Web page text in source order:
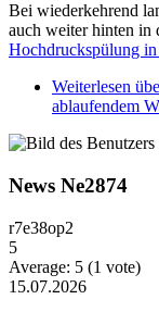
Bei wiederkehrend
auch weiter hinten in
Hochdruckspülung
Weiterlesen
ablaufendem
News Ne2874
r7e38op2
5
Average: 5 (1 vote)
15.07.2026